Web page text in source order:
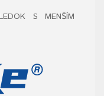
S MENŠÍM